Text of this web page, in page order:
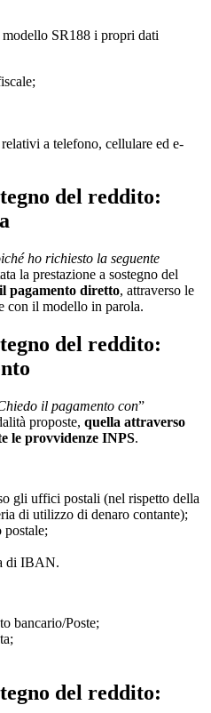
modello SR188 i propri dati
a telefono, cellulare ed e-
del reddito:
ho richiesto la seguente
la prestazione a sostegno del
pagamento diretto, attraverso le
con il modello in parola.
del reddito:
il pagamento con”
proposte, quella attraverso
le provvidenze INPS.
gli uffici postali (nel rispetto della
di utilizzo di denaro contante);
postale;
di IBAN.
bancario/Poste;
del reddito: